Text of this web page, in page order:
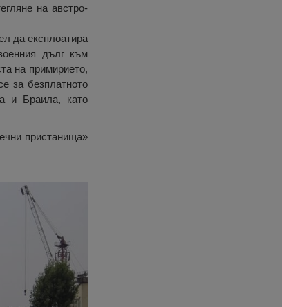
на австро-
да експлоатира
дълг към
на примирието,
за безплатното
и Браила, като
пристанища»